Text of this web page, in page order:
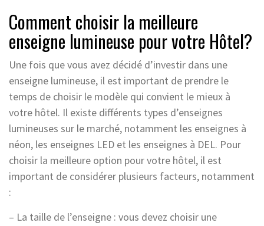
Comment choisir la meilleure
enseigne lumineuse pour votre Hôtel?
Une fois que vous avez décidé d’investir dans une
enseigne lumineuse, il est important de prendre le
temps de choisir le modèle qui convient le mieux à
votre hôtel. Il existe différents types d’enseignes
lumineuses sur le marché, notamment les enseignes à
néon, les enseignes LED et les enseignes à DEL. Pour
choisir la meilleure option pour votre hôtel, il est
important de considérer plusieurs facteurs, notamment
:
– La taille de l’enseigne : vous devez choisir une